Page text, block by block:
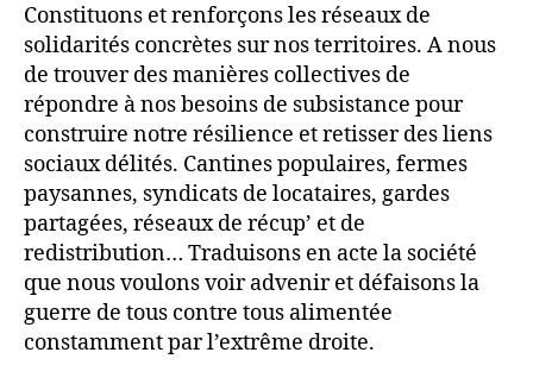
Constituons et renforçons les réseaux de
solidarités concrètes sur nos territoires. A nous
de trouver des manières collectives de
répondre à nos besoins de subsistance pour
construire notre résilience et retisser des liens
sociaux délités. Cantines populaires, fermes
paysannes, syndicats de locataires, gardes
partagées, réseaux de récup’ et de
redistribution… Traduisons en acte la société
que nous voulons voir advenir et défaisons la
guerre de tous contre tous alimentée
constamment par l’extrême droite.